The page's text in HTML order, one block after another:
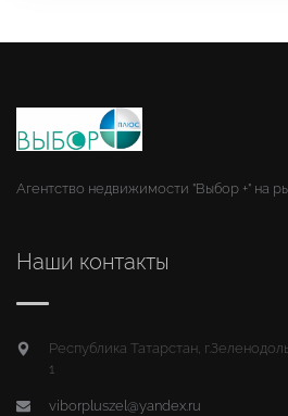
Агентство недвижимости "Выбор +" на
Наши контакты
Республика Татарстан,
1
viborpluszel@yandex.ru